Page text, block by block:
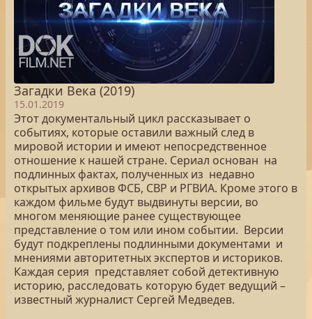
Загадки Века (2019)
15.01.2019
Этот документальный цикл рассказывает о
событиях, которые оставили важный след в
мировой истории и имеют непосредственное
отношение к нашей стране. Сериал основан на
подлинных фактах, полученных из недавно
открытых архивов ФСБ, СВР и РГВИА. Кроме этого в
каждом фильме будут выдвинуты версии, во
многом меняющие ранее существующее
представление о том или ином событии. Версии
будут подкреплены подлинными документами и
мнениями авторитетных экспертов и историков.
Каждая серия представляет собой детективную
историю, расследовать которую будет ведущий –
известный журналист Сергей Медведев.